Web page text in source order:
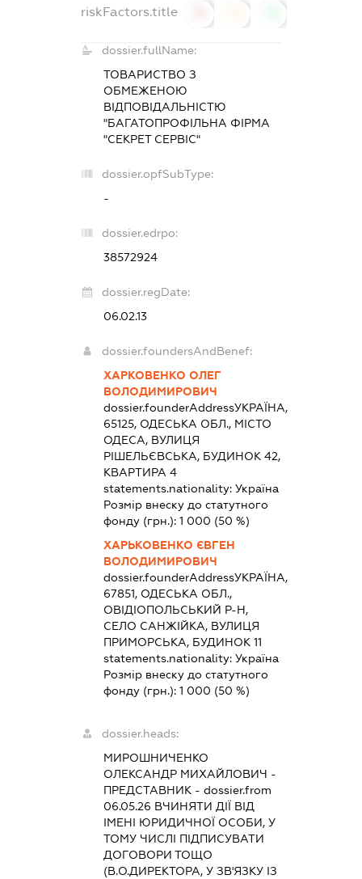
riskFactors.title
dossier.fullName:
ТОВАРИСТВО З
ОБМЕЖЕНОЮ
ВІДПОВІДАЛЬНІСТЮ
"БАГАТОПРОФІЛЬНА ФІРМА
"СЕКРЕТ СЕРВІС"
dossier.opfSubType:
-
dossier.edrpo:
38572924
dossier.regDate:
06.02.13
dossier.foundersAndBenef:
ХАРКОВЕНКО ОЛЕГ
ВОЛОДИМИРОВИЧ
dossier.founderAddressУКРАЇНА,
65125, ОДЕСЬКА ОБЛ., МІСТО
ОДЕСА, ВУЛИЦЯ
РІШЕЛЬЄВСЬКА, БУДИНОК 42,
КВАРТИРА 4
statements.nationality: Україна
Розмір внеску до статутного
фонду (грн.): 1 000 (50 %)
ХАРЬКОВЕНКО ЄВГЕН
ВОЛОДИМИРОВИЧ
dossier.founderAddressУКРАЇНА,
67851, ОДЕСЬКА ОБЛ.,
ОВІДІОПОЛЬСЬКИЙ Р-Н,
СЕЛО САНЖІЙКА, ВУЛИЦЯ
ПРИМОРСЬКА, БУДИНОК 11
statements.nationality: Україна
Розмір внеску до статутного
фонду (грн.): 1 000 (50 %)
dossier.heads:
МИРОШНИЧЕНКО
ОЛЕКСАНДР МИХАЙЛОВИЧ -
ПРЕДСТАВНИК - dossier.from
06.05.26 ВЧИНЯТИ ДІЇ ВІД
ІМЕНІ ЮРИДИЧНОЇ ОСОБИ, У
ТОМУ ЧИСЛІ ПІДПИСУВАТИ
ДОГОВОРИ ТОЩО
(В.О.ДИРЕКТОРА, У ЗВ'ЯЗКУ ІЗ